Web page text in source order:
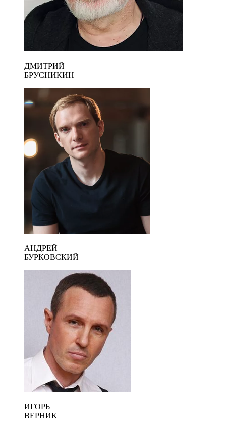
ДМИТРИЙ
БРУСНИКИН
АНДРЕЙ
БУРКОВСКИЙ
ИГОРЬ
ВЕРНИК